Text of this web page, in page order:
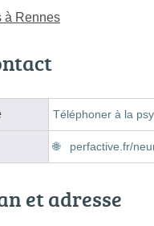
à Rennes
Téléphoner à la psy
perfactive.fr/
et adresse